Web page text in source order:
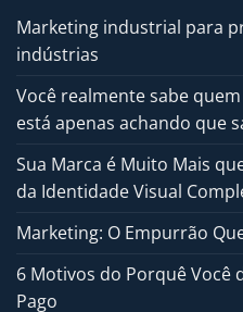
Marketing industrial para
indústrias
Você realmente sabe
está apenas achando que
Sua Marca é Muito Mais
da Identidade Visual
Marketing: O Empurrão
6 Motivos do Porquê Você
Pago